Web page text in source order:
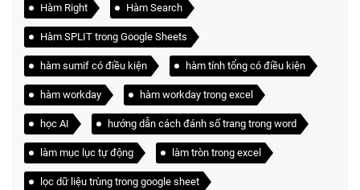
Hàm Right Hàm Search
Hàm SPLIT trong Google Sheets
hàm sumif có điều kiện hàm tính tổng có điều kiện
hàm workday hàm workday trong excel
học AI hướng dẫn cách đánh số trang trong word
làm mục lục tự động làm tròn trong excel
lọc dữ liệu trùng trong google sheet